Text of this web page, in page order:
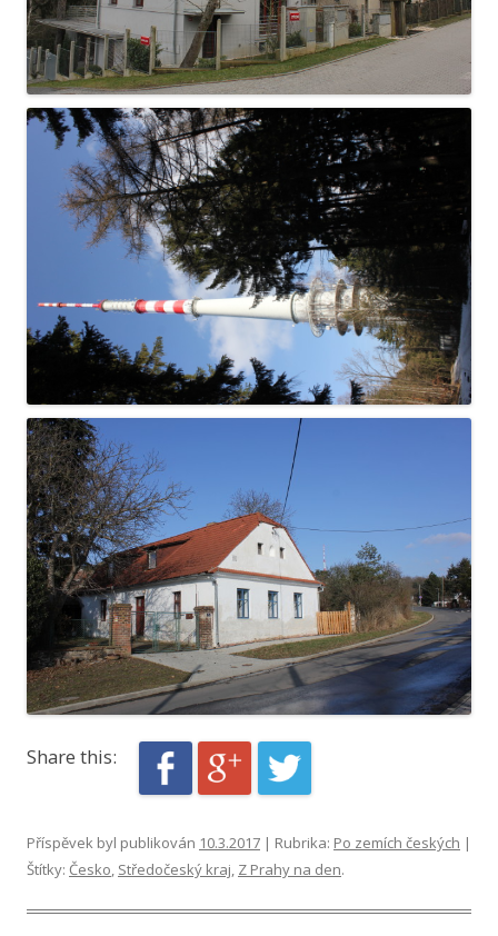
Share this:
Příspěvek byl publikován 10.3.2017 | Rubrika: Po zemích českých |
Štítky: Česko, Středočeský kraj, Z Prahy na den.